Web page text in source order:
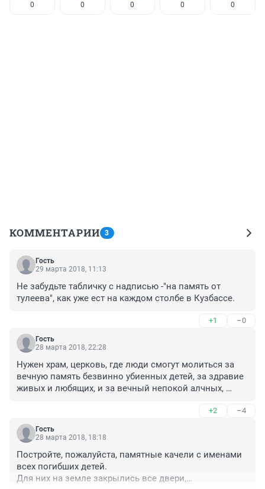
0 0 0 0 0
КОММЕНТАРИИ 3
Гость
29 марта 2018, 11:13
Не забудьте табличку с надписью -"на память от
тулеева", как уже ест на каждом столбе в Кузбассе.
+1 –0
Гость
28 марта 2018, 22:28
Нужен храм, церковь, где люди смогут молиться за
вечную память безвинно убиенных детей, за здравие
живых и любящих, и за вечный непокой алчных,
+2 –4
Гость
28 марта 2018, 18:18
Постройте, пожалуйста, памятные качели с именами
всех погибших детей.
Для них на земле закрылись все двери,